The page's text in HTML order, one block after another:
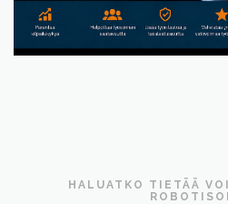
HALUATKO TIETÄÄ